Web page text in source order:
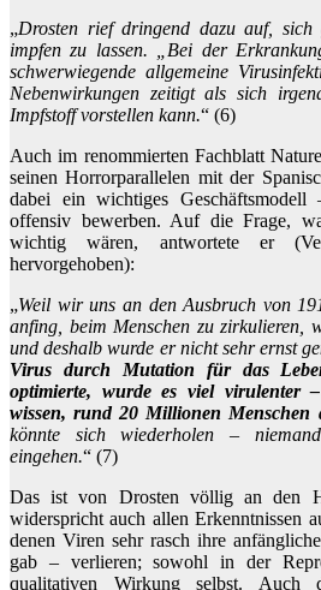
„Drosten rief dringend dazu auf, sich
impfen zu lassen. „Bei der
schwerwiegende allgemeine
Nebenwirkungen zeitigt als sich
Impfstoff vorstellen kann.“ (6)
Auch im renommierten Fachblatt
seinen Horrorparallelen mit der
dabei ein wichtiges
offensiv bewerben. Auf die Frage,
wichtig wären, antwortete er
hervorgehoben):
„Weil wir uns an den Ausbruch von
anfing, beim Menschen zu zirkulieren,
und deshalb wurde er nicht sehr ernst
Virus durch Mutation für das
optimierte, wurde es viel virulenter
wissen, rund 20 Millionen Menschen
könnte sich wiederholen –
eingehen.“ (7)
Das ist von Drosten völlig an den
widerspricht auch allen Erkenntnissen
denen Viren sehr rasch ihre
gab – verlieren; sowohl in der
qualitativen Wirkung selbst. Auch